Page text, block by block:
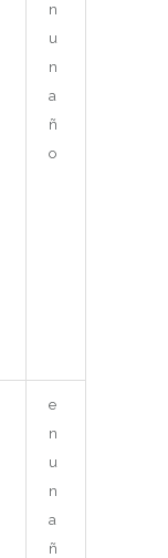
n
u
n
a
ñ
o
e
n
u
n
a
ñ